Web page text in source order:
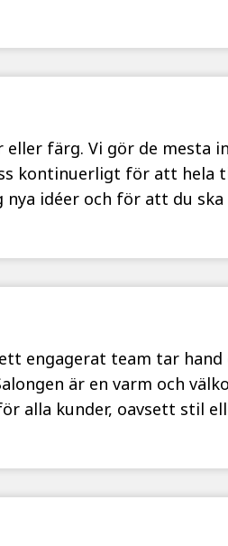
färg. Vi gör de mesta
kontinuerligt för att hela
idéer och för att du
engagerat team tar hand
är en varm och
alla kunder, oavsett stil